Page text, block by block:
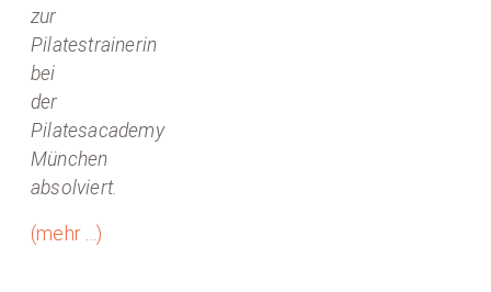
zur
Pilatestrainerin
bei
der
Pilatesacademy
München
absolviert.
(mehr …)